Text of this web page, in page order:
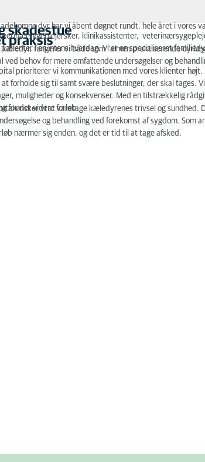
skadestue
dyr har vi åbent døgnet rundt, hele året i vores
praksis
klinikassistenter,
i en intens hverdag. Vi er en specialiseret
kæledyr, fungerer vi både som ”almen praktiserende
ved behov for mere omfattende undersøgelser og
prioriterer vi kommunikationen med vores klienter
forholde sig til samt svære beslutninger, der skal tages.
muligheder og konsekvenser. Med en tilstrækkelig
for det videre forløb.
ønsker vi at varetage kæledyrenes trivsel og sundhed.
og behandling ved forekomst af sygdom. Som
nærmer sig enden, og det er tid til at tage afsked.